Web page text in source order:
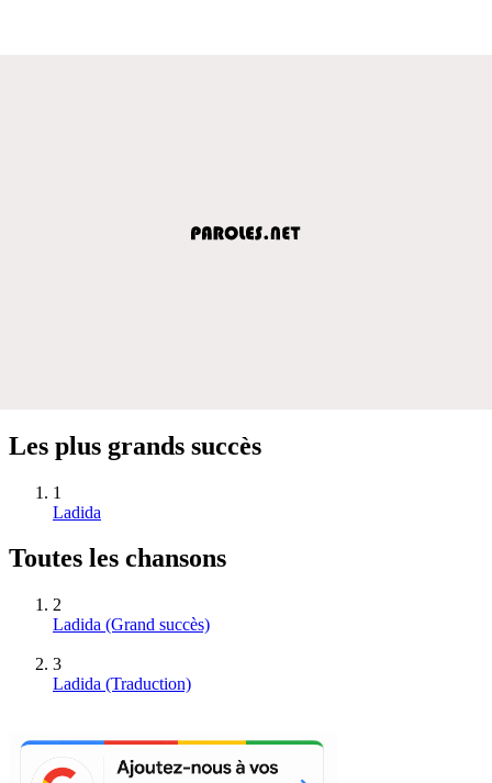
Les plus grands succès
1
Ladida
Toutes les chansons
2
Ladida (Grand succès)
3
Ladida (Traduction)